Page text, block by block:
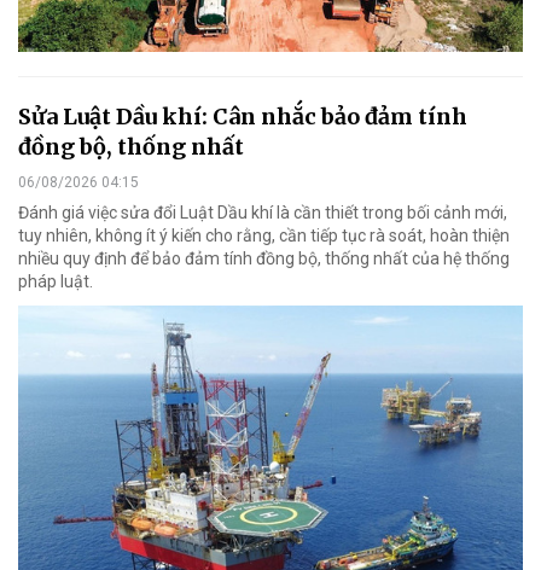
Sửa Luật Dầu khí: Cân nhắc bảo đảm tính
đồng bộ, thống nhất
06/08/2026 04:15
Đánh giá việc sửa đổi Luật Dầu khí là cần thiết trong bối cảnh mới,
tuy nhiên, không ít ý kiến cho rằng, cần tiếp tục rà soát, hoàn thiện
nhiều quy định để bảo đảm tính đồng bộ, thống nhất của hệ thống
pháp luật.